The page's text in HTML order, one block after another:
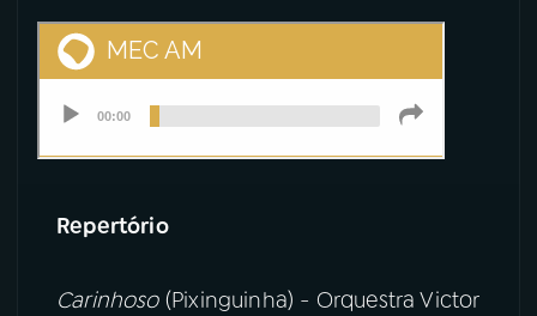
Repertório
Carinhoso(Pixinguinha) - Orquestra Victor